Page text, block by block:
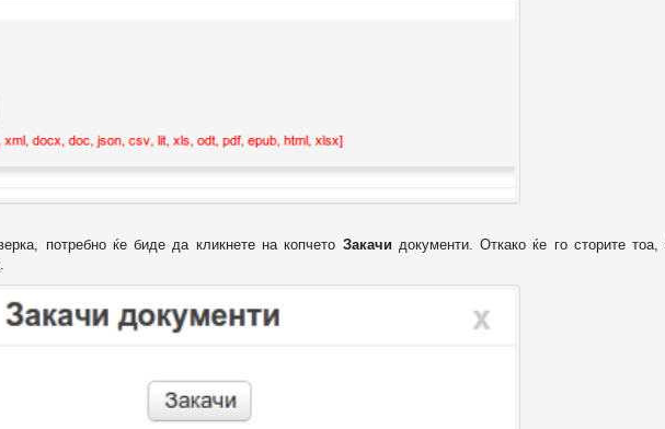
потребно ќе биде да кликнете на копчето Закачи документи. Откако ќе го сторите тоа,